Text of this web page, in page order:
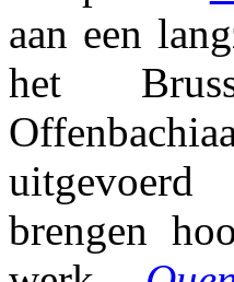
aan een
het
brengen